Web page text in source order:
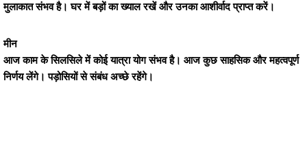
मुलाकात संभव है। घर में बड़ों का ख्याल रखें और उनका आशीर्वाद प्राप्त करें।
मीन
आज काम के सिलसिले में कोई यात्रा योग संभव है। आज कुछ साहसिक और महत्वपूर्ण
निर्णय लेंगे। पड़ोसियों से संबंध अच्छे रहेंगे।